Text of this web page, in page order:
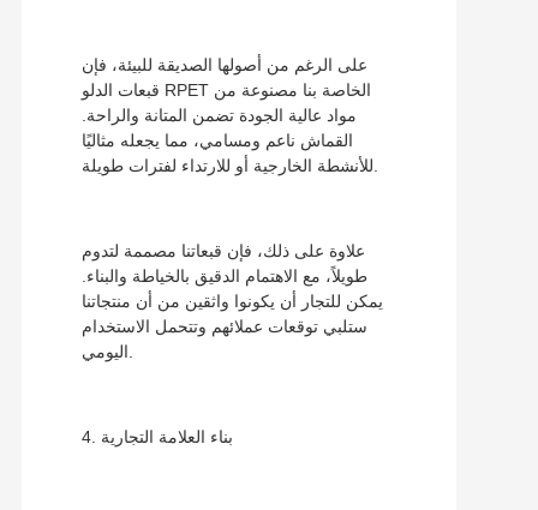
على الرغم من أصولها الصديقة للبيئة، فإن
قبعات الدلو RPET الخاصة بنا مصنوعة من
مواد عالية الجودة تضمن المتانة والراحة.
القماش ناعم ومسامي، مما يجعله مثاليًا
للأنشطة الخارجية أو للارتداء لفترات طويلة.
علاوة على ذلك، فإن قبعاتنا مصممة لتدوم
طويلاً، مع الاهتمام الدقيق بالخياطة والبناء.
يمكن للتجار أن يكونوا واثقين من أن منتجاتنا
ستلبي توقعات عملائهم وتتحمل الاستخدام
اليومي.